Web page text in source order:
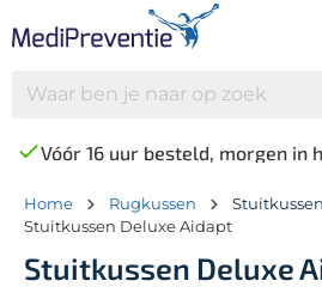
Vóór 16 uur besteld, morgen in
Home Rugkussen
Stuitkussen
Stuitkussen Deluxe Aidapt
Stuitkussen Deluxe